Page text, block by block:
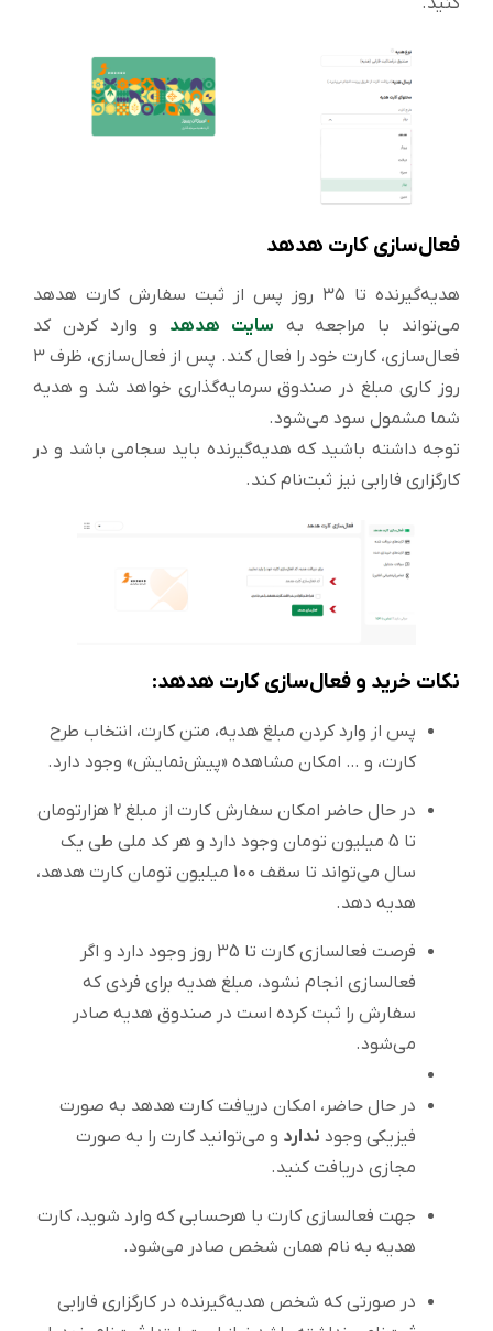
فعال‌سازی کارت هدهد
هدیه‌گیرنده تا ۳۵ روز پس از ثبت سفارش کارت هدهد
می‌تواند با مراجعه به سایت هدهد و وارد کردن کد
فعال‌سازی، کارت خود را فعال کند. پس از فعال‌سازی، ظرف ۳
روز کاری مبلغ در صندوق سرمایه‌گذاری خواهد شد و هدیه
شما مشمول سود می‌شود.
توجه داشته باشید که هدیه‌گیرنده باید سجامی باشد و در
کارگزاری فارابی نیز ثبت‌نام کند.
نکات خرید و فعال‌سازی کارت هدهد:
پس از وارد کردن مبلغ هدیه، متن کارت، انتخاب طرح
کارت، و … امکان مشاهده «پیش‌نمایش» وجود دارد.
در حال حاضر امکان سفارش کارت از مبلغ 2 هزارتومان
تا 5 میلیون تومان وجود دارد و هر کد ملی طی یک
سال می‌تواند تا سقف 100 میلیون تومان کارت هدهد،
هدیه دهد.
فرصت فعالسازی کارت تا 35 روز وجود دارد و اگر
فعالسازی انجام نشود، مبلغ هدیه برای فردی که
سفارش را ثبت کرده است در صندوق هدیه صادر
می‌شود.
در حال حاضر، امکان دریافت کارت هدهد به صورت
فیزیکی وجود ندارد و می‌توانید کارت را به صورت
مجازی دریافت کنید.
جهت فعالسازی کارت با هرحسابی که وارد شوید، کارت
هدیه به نام همان شخص صادر می‌شود.
در صورتی که شخص هدیه‌گیرنده در کارگزاری فارابی